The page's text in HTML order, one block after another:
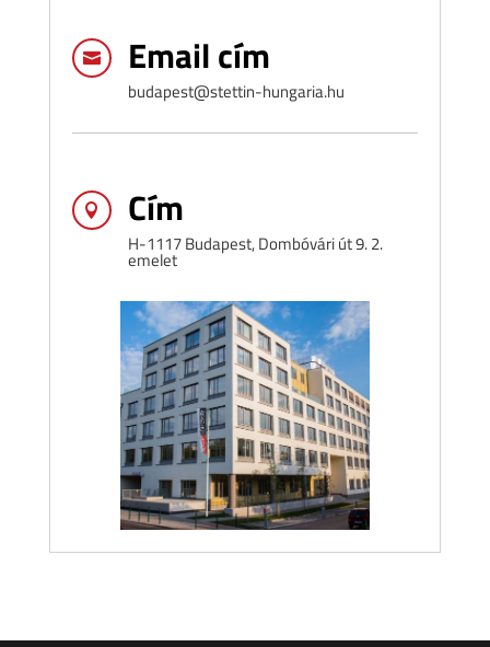
 Email cím
budapest@stettin-hungaria.hu
 Cím
H-1117 Budapest, Dombóvári út 9. 2.
emelet